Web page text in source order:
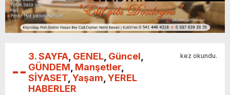
3. SAYFA GENEL Güncel
GÜNDEM Manşetler
SİYASET Yaşam YEREL
HABERLER
kez okundu.